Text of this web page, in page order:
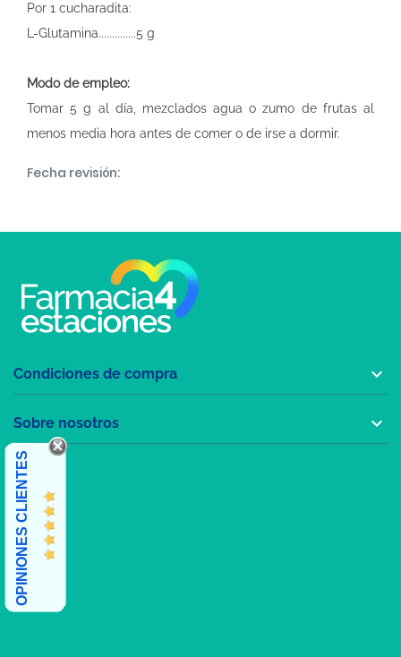
Por 1 cucharadita:
L-Glutamina..............5 g
Modo de empleo:
Tomar 5 g al día, mezclados agua o zumo de frutas al
menos media hora antes de comer o de irse a dormir.
Fecha revisión:
Condiciones de compra 
Sobre nosotros 
OPINIONES CLIENTES